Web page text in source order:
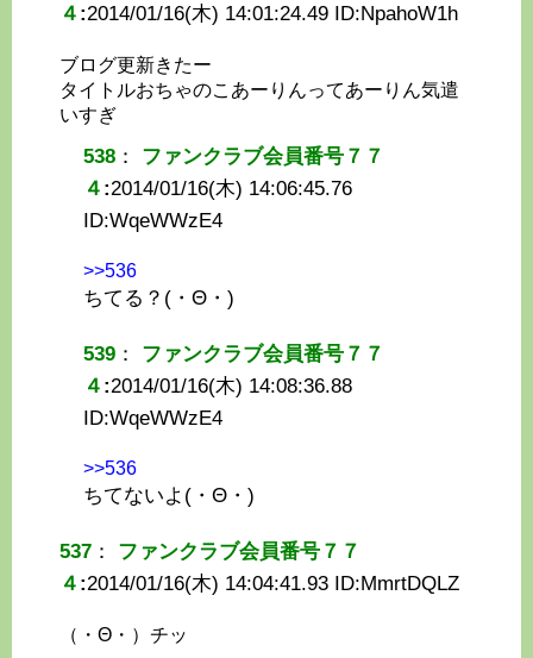
４ :2014/01/16(木) 14:01:24.49 ID:NpahoW1h
ブログ更新きたー
タイトルおちゃのこあーりんってあーりん気遣
いすぎ
538 ： ファンクラブ会員番号７７
４ :2014/01/16(木) 14:06:45.76
ID:WqeWWzE4
>>536
ちてる？(・Θ・)
539 ： ファンクラブ会員番号７７
４ :2014/01/16(木) 14:08:36.88
ID:WqeWWzE4
>>536
ちてないよ(・Θ・)
537 ： ファンクラブ会員番号７７
４ :2014/01/16(木) 14:04:41.93 ID:MmrtDQLZ
（・Θ・）チッ